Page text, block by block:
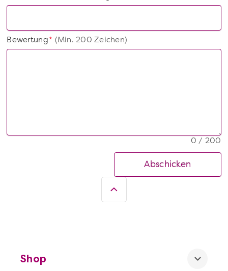
*
Bewertung(Min. 200 Zeichen)
0 / 200
Abschicken
Shop